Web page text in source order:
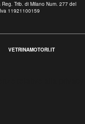
Trib. di Milano Num. 277 del
11921100159
VETRINAMOTORI.IT